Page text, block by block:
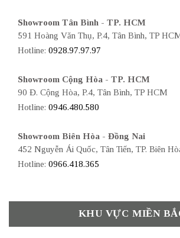
Showroom Tân Bình - TP. HCM
591 Hoàng Văn Thụ, P.4, Tân Bình, TP
Hotline: 0928.97.97.97
Showroom Cộng Hòa - TP. HCM
90 Đ. Cộng Hòa, P.4, Tân Bình, TP HCM
Hotline: 0946.480.580
Showroom Biên Hòa - Đồng Nai
452 Nguyễn Ái Quốc, Tân Tiến, TP. Biên
Hotline: 0966.418.365
KHU VỰC MIỀN